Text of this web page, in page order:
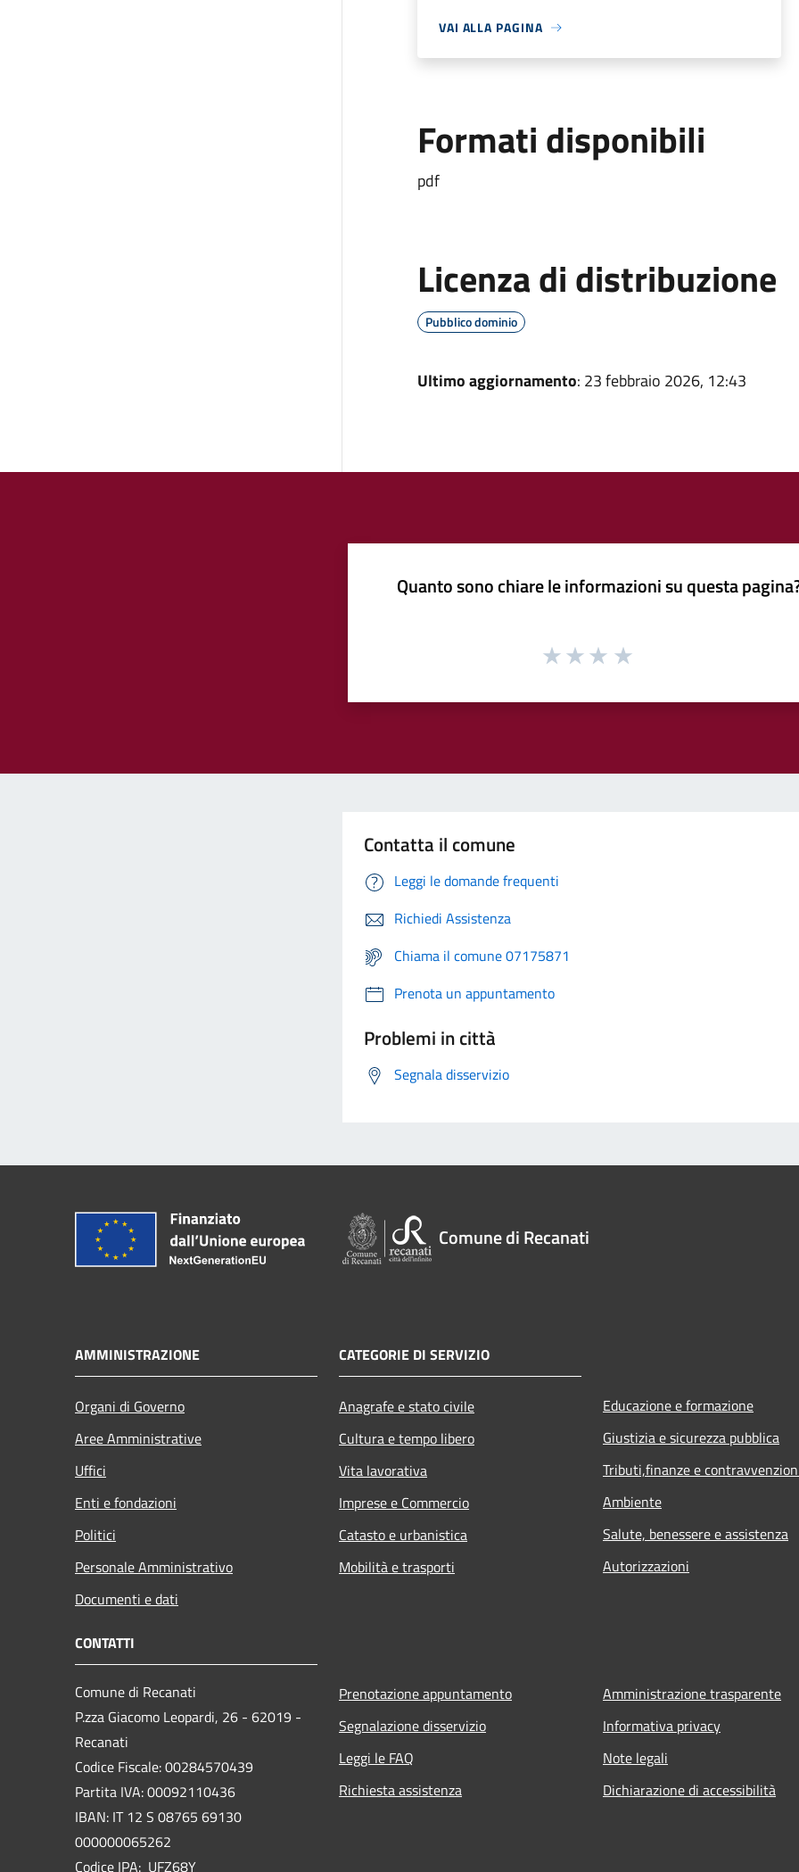
VAI ALLA PAGINA
Formati disponibili
pdf
Licenza di distribuzione
Pubblico dominio
Ultimo aggiornamento: 23 febbraio 2026, 12:43
Quanto sono chiare le informazioni su questa
Contatta il comune
Leggi le domande frequenti
Richiedi Assistenza
Chiama il comune 07175871
Prenota un appuntamento
Problemi in città
Segnala disservizio
Comune di Recanati
AMMINISTRAZIONE
Organi di Governo
Aree Amministrative
Uffici
Enti e fondazioni
Politici
Personale Amministrativo
Documenti e dati
CATEGORIE DI SERVIZIO
Anagrafe e stato civile
Cultura e tempo libero
Vita lavorativa
Imprese e Commercio
Catasto e urbanistica
Mobilità e trasporti
Educazione e formazione
Giustizia e sicurezza pubblica
Tributi,finanze e
Ambiente
Salute, benessere e assistenza
Autorizzazioni
CONTATTI
Comune di Recanati
P.zza Giacomo Leopardi, 26 - 62019 -
Recanati
Codice Fiscale: 00284570439
Partita IVA: 00092110436
IBAN: IT 12 S 08765 69130
000000065262
Codice IPA: UFZ68Y
Prenotazione appuntamento
Segnalazione disservizio
Leggi le FAQ
Richiesta assistenza
Amministrazione trasparente
Informativa privacy
Note legali
Dichiarazione di accessibilità